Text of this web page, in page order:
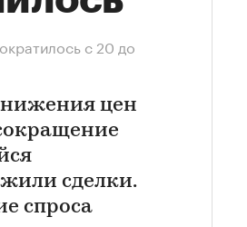
с 20 до
цен
сделки.
спроса